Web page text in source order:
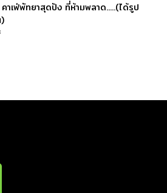
าเฟ่พัทยาสุดปัง ที่ห้ามพลาด.....(ได้รูป